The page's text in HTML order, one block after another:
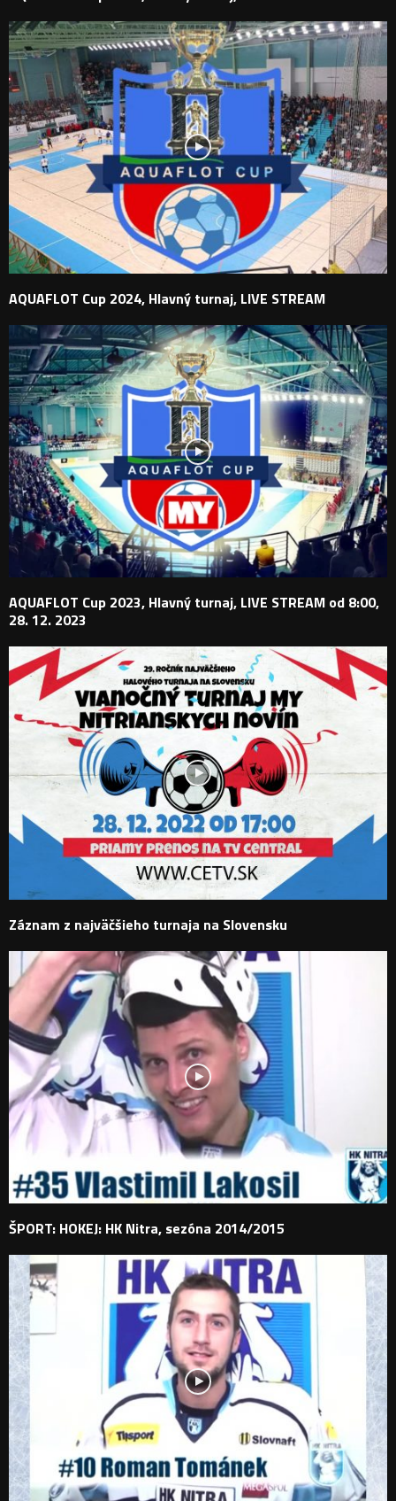
AQUAFLOT Cup 2024, Hlavný turnaj, LIVE STREAM
AQUAFLOT Cup 2023, Hlavný turnaj, LIVE STREAM od 8:00,
28. 12. 2023
Záznam z najväčšieho turnaja na Slovensku
ŠPORT: HOKEJ: HK Nitra, sezóna 2014/2015